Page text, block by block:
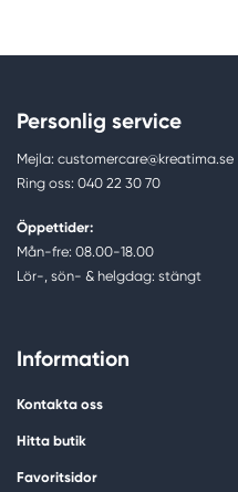
Personlig service
Mejla: customercare@kreatima.se
Ring oss: 040 22 30 70
Öppettider:
Mån-fre: 08.00-18.00
Lör-, sön- & helgdag: stängt
Information
Kontakta oss
Hitta butik
Favoritsidor